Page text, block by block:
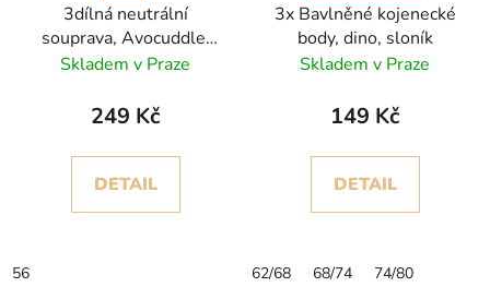
3dílná neutrální
souprava, Avocuddle,
mátově zelená
Skladem v Praze
249 Kč
DETAIL
56
3x Bavlněné kojenecké
body, dino, sloník
Skladem v Praze
149 Kč
DETAIL
62/68 68/74 74/80